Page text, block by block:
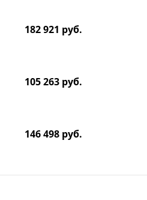
182 921 руб.
105 263 руб.
146 498 руб.